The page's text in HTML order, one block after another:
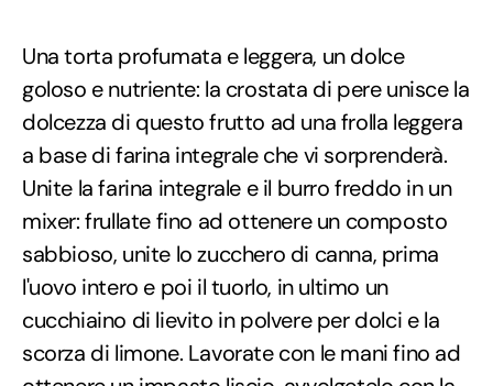
Una torta profumata e leggera, un dolce
goloso e nutriente: la crostata di pere unisce la
dolcezza di questo frutto ad una frolla leggera
a base di farina integrale che vi sorprenderà.
Unite la farina integrale e il burro freddo in un
mixer: frullate fino ad ottenere un composto
sabbioso, unite lo zucchero di canna, prima
l'uovo intero e poi il tuorlo, in ultimo un
cucchiaino di lievito in polvere per dolci e la
scorza di limone. Lavorate con le mani fino ad